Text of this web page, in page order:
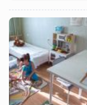
Назад